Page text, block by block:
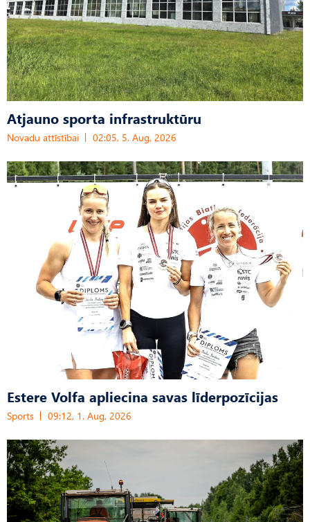
Atjauno sporta infrastruktūru
Novadu attīstībai 02:05, 5. Aug, 2026
Estere Volfa apliecina savas līderpozīcijas
Sports 09:12, 1. Aug, 2026